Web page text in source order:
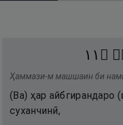
۝ ١١
Ҳаммази-м машшаин би
(Ва) ҳар айбгирандаро
суханчинӣ,